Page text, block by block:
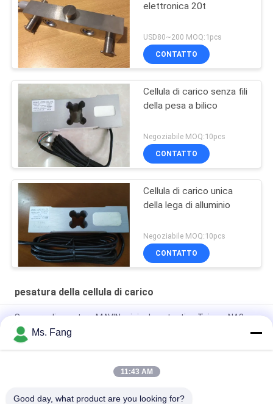
elettronica 20t
USD80~200 MOQ:1pcs
CONTATTO
Cellula di carico senza fili
della pesa a bilico
Negoziabile MOQ:10pcs
CONTATTO
Cellula di carico unica
della lega di alluminio
Negoziabile MOQ:10pcs
CONTATTO
pesatura della cellula di carico
Sensore di pesatura MAVIN originale autentico Taiwan NA3
100kg Bilancia da banco Cella di carico
NA3 Sensori di forza digitali e celle di carico da 500 kg
Load Cell L6E3 Aluminum Alloy Electric Scales Weighing
Ms. Fang
11:43 AM
Good day, what product are you looking for?